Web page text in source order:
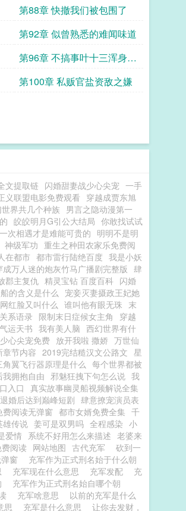
第88章 快撤我们被包围了
第92章 似曾熟悉的难闻味道
第96章 不搞事叶十三浑身难
受
第100章 私贩官盐资敌之嫌
文提取链 闪婚甜妻战少心尖宠 一手
义联盟电影免费观看
穿越成贾东旭
界共几个种族 男言之隐动漫第一
皎皎明月G引公大结局 你敢找试试
次相遇才是难能可贵的
明明不是明
神级军功 重生之种田农家乐免费阅
在都市 都市雷行陆绝百度 我是小妖
成万人迷的炮灰竹马广播剧完整版 肆
郡主复仇 精灵宝钻 百度百科 闪婚
的含义是什么
宠妾灭妻摄政王妃她
网红脸又叫什么 谁叫他有眼无珠 末
系语录 限制末日症候女主角
穿越
运天书 我有美人脑 西幻世界有什
心尖宠免费 放开我啦 撒娇 万世仙
章节内容 2019完结糙汉文公路文 星
角翼飞行器原理是什么 每个世界都被
我拥抱自由 邪魅狂拽下句怎么说 我
入口 真实故事幽灵船视频解说全集
退婚后达到巅峰短剧 肆意撩宠演员表
阅读无弹窗 都市女婿免费全集 千
雄传说 姜可是双男吗 全程感染 小
爱情 系统不好用怎么来描述 老婆来
阅读 网站地图 古代充军
砍到一
窗
充军作为正式刑名始于什么朝
充军现在什么意思 充军发配
充
充军作为正式刑名始自哪个朝
充军啥意思
以前的充军是什么
思 充军是什么意思
让你去发财，